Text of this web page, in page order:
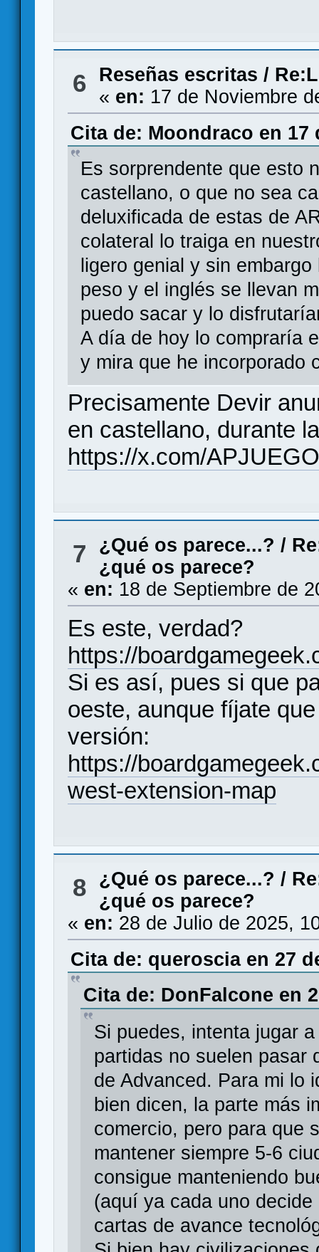
6 Reseñas escritas /
« en: 17 de Noviembre
Cita de: Moondraco en 17
Es sorprendente que esto
castellano, o que no sea
deluxificada de estas de
colateral lo traiga en
ligero genial y sin
peso y el inglés se llevan
puedo sacar y lo
A día de hoy lo compraría
y mira que he incorporado
Precisamente Devir
en castellano, durante
https://x.com/
7 ¿Qué os parece...? /
¿qué os parece?
« en: 18 de Septiembre de
Es este, verdad?
https://
Si es así, pues si que
oeste, aunque fíjate
versión:
https://
west-extension-map
8 ¿Qué os parece...? /
¿qué os parece?
« en: 28 de Julio de 2025,
Cita de: queroscia en 27
Cita de: DonFalcone en
Si puedes, intenta jugar
partidas no suelen pasar
de Advanced. Para mi lo
bien dicen, la parte más
comercio, pero para que
mantener siempre 5-6
consigue manteniendo
(aquí ya cada uno
cartas de avance